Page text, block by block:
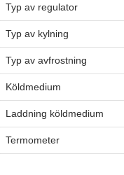
Typ av regulator
Typ av kylning
Typ av avfrostning
Köldmedium
Laddning köldmedium
Termometer